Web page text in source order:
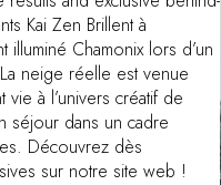
Kai Zen Brillent à
Chamonix lors d’un
neige réelle est venue
à l’univers créatif de
séjour dans un cadre
Découvrez dès
sur notre site web !